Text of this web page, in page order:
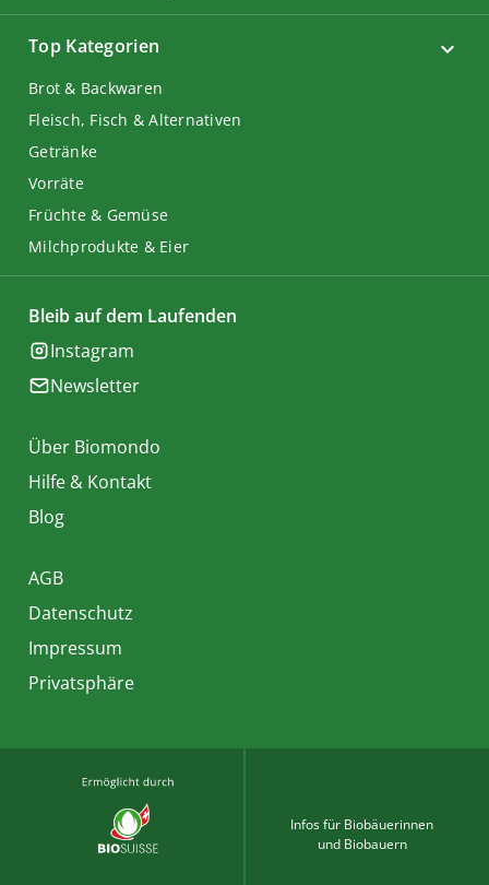
Top Kategorien
Brot & Backwaren
Fleisch, Fisch & Alternativen
Getränke
Vorräte
Früchte & Gemüse
Milchprodukte & Eier
Bleib auf dem Laufenden
Instagram
Newsletter
Über Biomondo
Hilfe & Kontakt
Blog
AGB
Datenschutz
Impressum
Privatsphäre
Infos für Biobäuerinnen
und Biobauern